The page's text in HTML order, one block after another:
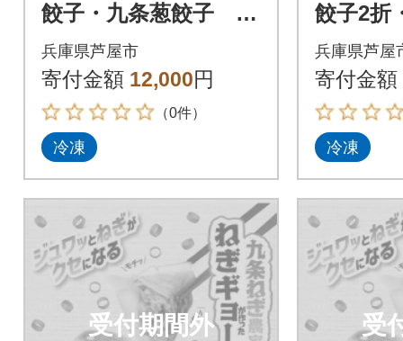
餃子・九条葱餃子 各
1折セット】
兵庫県芦屋市
寄付金額 12,000円
（0件）
冷凍
餃子2折
折セッ
兵庫県芦屋
寄付金額
冷凍
受付期間外 受